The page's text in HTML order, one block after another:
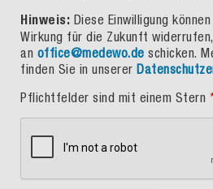
Hinweis: Diese Einwilligung
Wirkung für die Zukunft
an office@medewo.de
finden Sie in unserer
Pflichtfelder sind mit einem Stern